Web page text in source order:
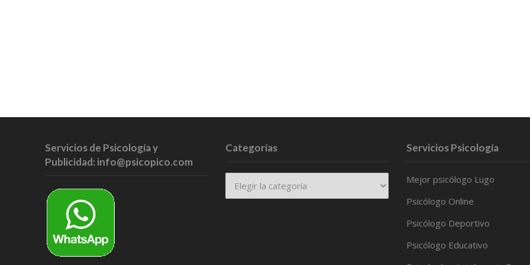
Servicios de Psicología y
Publicidad: info@psicopico.com
Categorías Servicios Psicología
Mejor psicólogo Lugo
Psicólogo Online
Psicólogo Deportivo
Psicólogo Educativo